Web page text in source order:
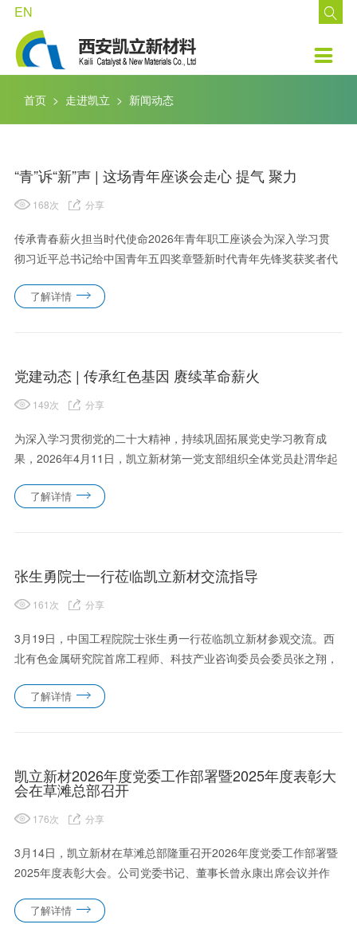
EN 
走进凯立
了解凯立
品牌文化
荣誉资质
新闻动态
技术中心
现有技术
发展方向
产品中心
钯系列催化剂
铂系列催化剂
钌系列催化剂
铱系列催化剂
非金属系列催化剂
凯立环保产品
公示公告
公告
投资者互动
投资者教育
客户支持
资料下载
在线留言
加盟凯立
招聘职位

首页 > 走进凯立 > 新闻动态
“青”诉“新”声 | 这场青年座谈会走心 提气 聚力
168次 分享
传承青春薪火担当时代使命2026年青年职工座谈会为深入学习贯
彻习近平总书记给中国青年五四奖章暨新时代青年先锋奖获奖者代
会。公司党委书记、董事长曾永康，党委副书记张咪，党委委
了解详情
党建动态 | 传承红色基因 赓续革命薪火
149次 分享
为深入学习贯彻党的二十大精神，持续巩固拓展党史学习教育成
果，2026年4月11日，凯立新材第一党支部组织全体党员赴渭华起
老兵讲授等形式，推动理想信念教育走深走实。公司党委副书记张
了解详情
张生勇院士一行莅临凯立新材交流指导
161 次 分享
3月19日，中国工程院院士张生勇一行莅临凯立新材参观交流。西
北有色金属研究院首席工程师、科技产业咨询委员会委员张之翔，
公司领导热情接待并陪同交流。张生勇院士一行先后参观了公司展
了解详情
凯立新材2026年度党委工作部署暨2025年度表彰大
会在草滩总部召开
176次 分享
3月14日，凯立新材在草滩总部隆重召开2026年度党委工作部署暨
2025年度表彰大会。公司党委书记、董事长曾永康出席会议并作
司领导班子成员及全体职工代表共同参会。此次大会不仅是对公
了解详情